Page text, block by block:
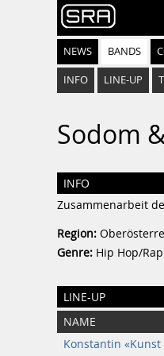
NEWS BANDS
INFO LINE-UP
Sodom
INFO
Zusammenarbeit
Region:
Genre: Hip Hop/Rap
LINE-UP
NAME
Konstantin